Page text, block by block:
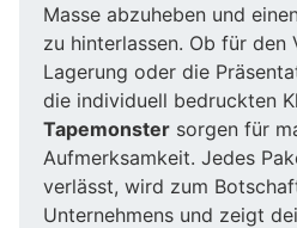
Masse abzuheben und
zu hinterlassen. Ob für den
Lagerung oder die
die individuell bedruckten
Tapemonster sorgen für
Aufmerksamkeit. Jedes
verlässt, wird zum
Unternehmens und zeigt